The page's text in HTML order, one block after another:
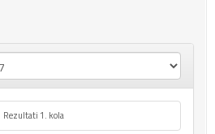
Rezultati 1. kola